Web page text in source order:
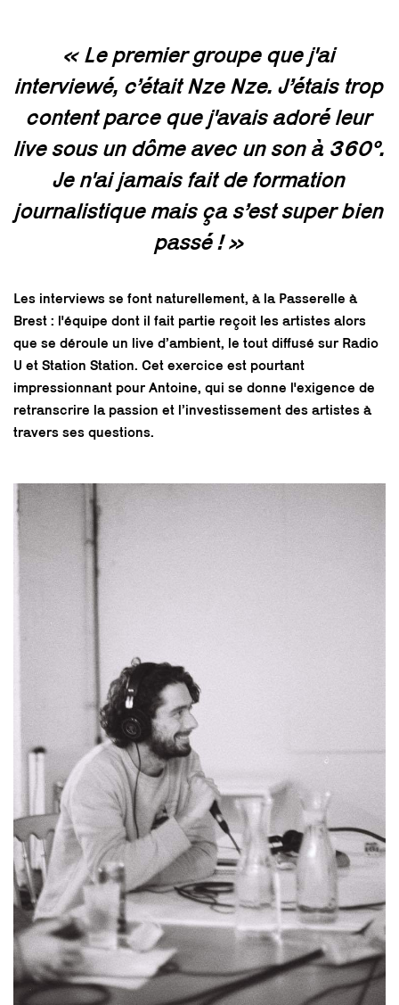
« Le premier groupe que j'ai
interviewé, c’était Nze Nze. J’étais trop
content parce que j'avais adoré leur
live sous un dôme avec un son à 360°.
Je n'ai jamais fait de formation
journalistique mais ça s’est super bien
passé ! »
Les interviews se font naturellement, à la Passerelle à
Brest : l'équipe dont il fait partie reçoit les artistes alors
que se déroule un live d’ambient, le tout diffusé sur Radio
U et Station Station. Cet exercice est pourtant
impressionnant pour Antoine, qui se donne l'exigence de
retranscrire la passion et l’investissement des artistes à
travers ses questions.